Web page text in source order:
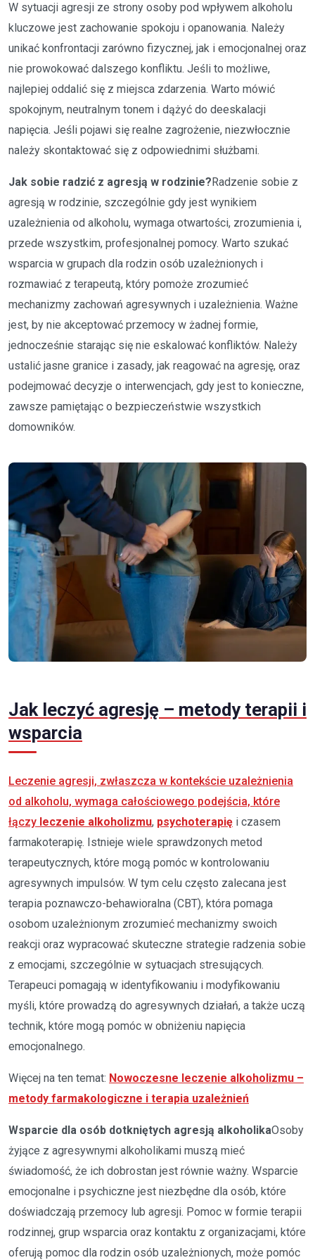
W sytuacji agresji ze strony osoby pod wpływem alkoholu
kluczowe jest zachowanie spokoju i opanowania. Należy
unikać konfrontacji zarówno fizycznej, jak i emocjonalnej oraz
nie prowokować dalszego konfliktu. Jeśli to możliwe,
najlepiej oddalić się z miejsca zdarzenia. Warto mówić
spokojnym, neutralnym tonem i dążyć do deeskalacji
napięcia. Jeśli pojawi się realne zagrożenie, niezwłocznie
należy skontaktować się z odpowiednimi służbami.
Jak sobie radzić z agresją w rodzinie?Radzenie sobie z
agresją w rodzinie, szczególnie gdy jest wynikiem
uzależnienia od alkoholu, wymaga otwartości, zrozumienia i,
przede wszystkim, profesjonalnej pomocy. Warto szukać
wsparcia w grupach dla rodzin osób uzależnionych i
rozmawiać z terapeutą, który pomoże zrozumieć
mechanizmy zachowań agresywnych i uzależnienia. Ważne
jest, by nie akceptować przemocy w żadnej formie,
jednocześnie starając się nie eskalować konfliktów. Należy
ustalić jasne granice i zasady, jak reagować na agresję, oraz
podejmować decyzje o interwencjach, gdy jest to konieczne,
zawsze pamiętając o bezpieczeństwie wszystkich
domowników.
Jak leczyć agresję – metody terapii i
wsparcia
Leczenie agresji, zwłaszcza w kontekście uzależnienia
od alkoholu, wymaga całościowego podejścia, które
łączy leczenie alkoholizmu, psychoterapię i czasem
farmakoterapię. Istnieje wiele sprawdzonych metod
terapeutycznych, które mogą pomóc w kontrolowaniu
agresywnych impulsów. W tym celu często zalecana jest
terapia poznawczo-behawioralna (CBT), która pomaga
osobom uzależnionym zrozumieć mechanizmy swoich
reakcji oraz wypracować skuteczne strategie radzenia sobie
z emocjami, szczególnie w sytuacjach stresujących.
Terapeuci pomagają w identyfikowaniu i modyfikowaniu
myśli, które prowadzą do agresywnych działań, a także uczą
technik, które mogą pomóc w obniżeniu napięcia
emocjonalnego.
Więcej na ten temat: Nowoczesne leczenie alkoholizmu –
metody farmakologiczne i terapia uzależnień
Wsparcie dla osób dotkniętych agresją alkoholikaOsoby
żyjące z agresywnymi alkoholikami muszą mieć
świadomość, że ich dobrostan jest równie ważny. Wsparcie
emocjonalne i psychiczne jest niezbędne dla osób, które
doświadczają przemocy lub agresji. Pomoc w formie terapii
rodzinnej, grup wsparcia oraz kontaktu z organizacjami, które
oferują pomoc dla rodzin osób uzależnionych, może pomóc